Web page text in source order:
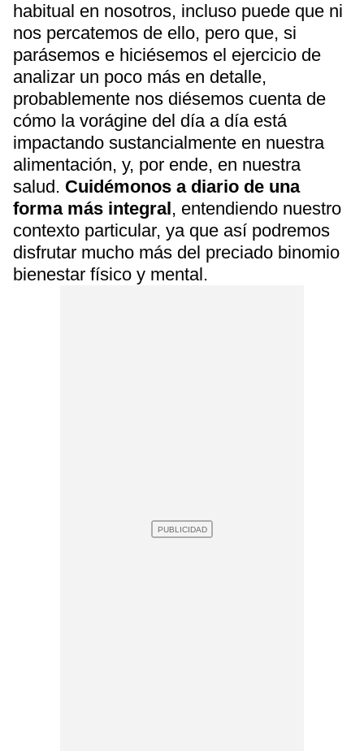
habitual en nosotros, incluso puede que ni
nos percatemos de ello, pero que, si
parásemos e hiciésemos el ejercicio de
analizar un poco más en detalle,
probablemente nos diésemos cuenta de
cómo la vorágine del día a día está
impactando sustancialmente en nuestra
alimentación, y, por ende, en nuestra
salud. Cuidémonos a diario de una
forma más integral, entendiendo nuestro
contexto particular, ya que así podremos
disfrutar mucho más del preciado binomio
bienestar físico y mental.